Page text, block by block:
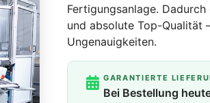
Fertigungsanlage.
und absolute Top-Qualität
Ungenauigkeiten.
GARANTIERTE
Bei Bestellung